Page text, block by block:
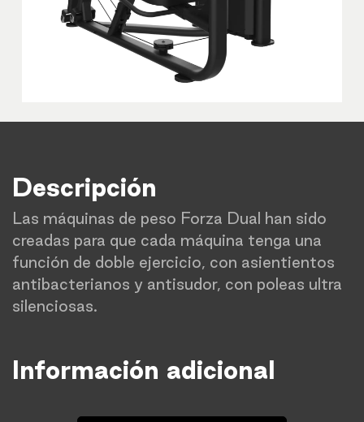
Descripción
Las máquinas de peso Forza Dual han sido
creadas para que cada máquina tenga una
función de doble ejercicio, con asientientos
antibacterianos y antisudor, con poleas ultra
silenciosas.
Información adicional